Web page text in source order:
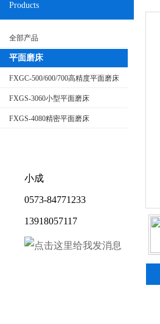
Products
全部产品
平面磨床
FXGC-500/600/700高精度平面磨床
FXGS-3060小型平面磨床
FXGS-4080精密平面磨床
小成
0573-84771233
13918057117